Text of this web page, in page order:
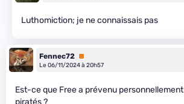
Luthomiction; je ne connaissais pas
Fennec72 Premium
Le 06/11/2024 à 20h57
Est-ce que Free a prévenu